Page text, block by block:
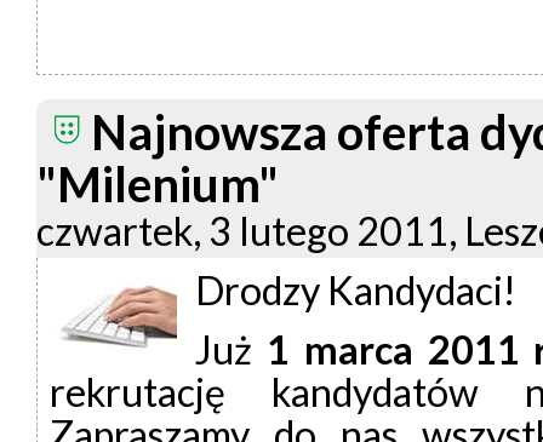
Najnowsza oferta
"Milenium"
czwartek, 3 lutego 2011,
Drodzy Kandydaci!
Już 1 marca 2011
rekrutację kandydatów